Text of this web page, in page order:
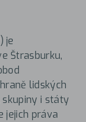
je
Štrasburku,
lidských
skupiny i státy
jejich práva